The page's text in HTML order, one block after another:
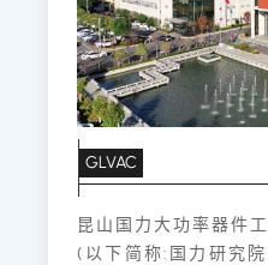
GLVAC
昆山国力大功率器件
(以下简称:国力研究